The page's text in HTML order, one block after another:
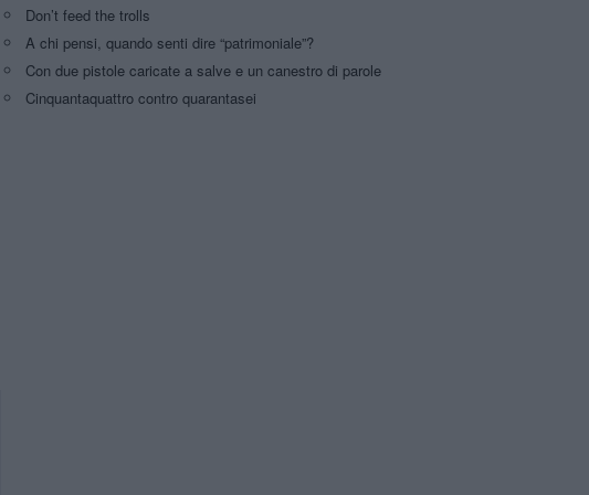
Don’t feed the trolls
A chi pensi, quando senti dire “patrimoniale”?
Con due pistole caricate a salve e un canestro di parole
Cinquantaquattro contro quarantasei